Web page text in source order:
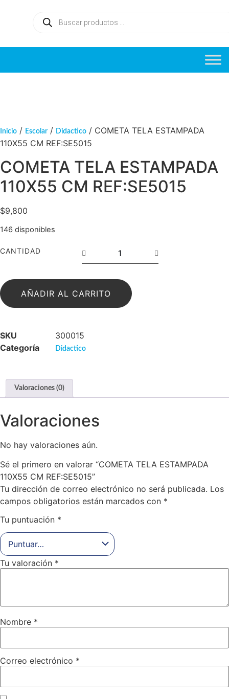
Inicio / Escolar / Didactico / COMETA TELA ESTAMPADA
110X55 CM REF:SE5015
COMETA TELA ESTAMPADA
110X55 CM REF:SE5015
$9,800
146 disponibles
CANTIDAD
AÑADIR AL CARRITO
SKU
300015
Categoría
Didactico
Valoraciones (0)
Valoraciones
No hay valoraciones aún.
Sé el primero en valorar “COMETA TELA ESTAMPADA
110X55 CM REF:SE5015”
Tu dirección de correo electrónico no será publicada. Los
campos obligatorios están marcados con *
Tu puntuación *
Tu valoración *
Nombre *
Correo electrónico *